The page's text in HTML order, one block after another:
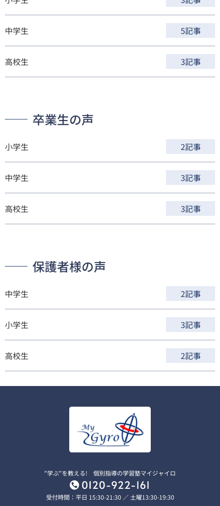
中学生 5記事
高校生 3記事
卒業生の声
小学生 2記事
中学生 3記事
高校生 3記事
保護者様の声
中学生 2記事
小学生 3記事
高校生 2記事
"学ぶ"を教える! 個別指導の学習塾マイジャイロ
受付時間：平日 15:30-21:30 ／ 土曜13:30-19:30